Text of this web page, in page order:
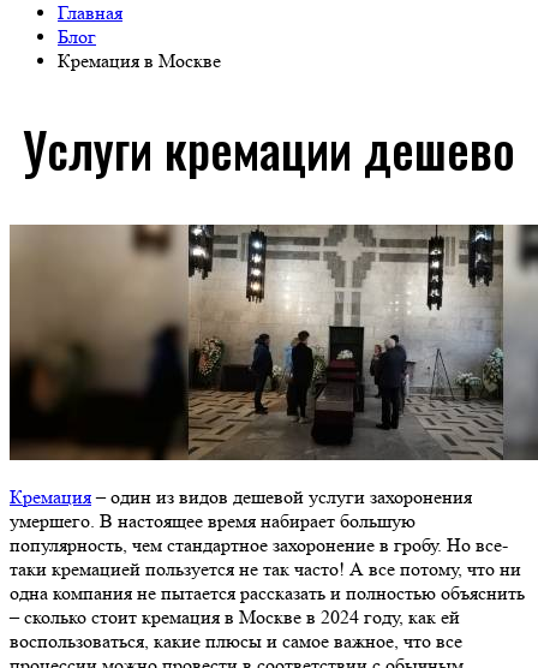
Главная
Блог
Кремация в Москве
Услуги кремации дешево
Кремация– один из видов дешевой услуги захоронения
умершего. В настоящее время набирает большую
популярность, чем стандартное захоронение в гробу. Но все-
таки кремацией пользуется не так часто! А все потому, что ни
одна компания не пытается рассказать и полностью объяснить
– сколько стоит кремация в Москве в 2024 году, как ей
воспользоваться, какие плюсы и самое важное, что все